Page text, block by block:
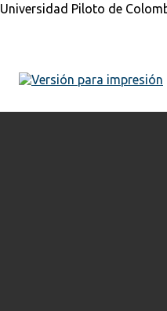
Universidad Piloto de